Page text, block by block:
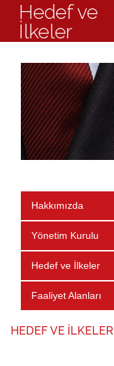
Hedef ve
İlkeler
Hakkımızda
Yönetim Kurulu
Hedef ve İlkeler
Faaliyet Alanları
HEDEF VE İLKELER